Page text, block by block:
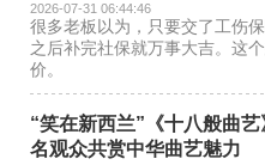
2026-07-31 06:44:46
很多老板以为，只要交了工伤
之后补完社保就万事大吉。这
价。
“笑在新西兰”《十八般曲
名观众共赏中华曲艺魅